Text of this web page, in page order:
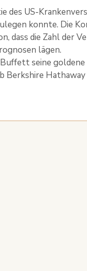
des US-
konnte. Die
dass die Zahl der
lägen.
seine
Berkshire